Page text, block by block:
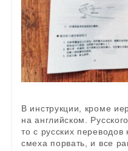
В инструкции, кроме
на английском.
то с русских
смеха порвать, и все